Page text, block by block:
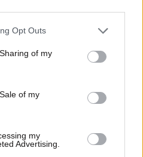
app uses one or more Google
behaviour. You may click to
and its third-party tags to
purposes in below Google
Opt Outs
of my
of my
my
Advertising.